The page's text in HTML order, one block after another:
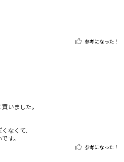
参考になった！
いました。
なくて、
す。
参考になった！